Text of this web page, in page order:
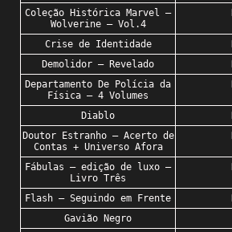
Coleção Histórica Marvel –
Wolverine – Vol.4
Crise de Identidade
Demolidor – Revelado
Departamento De Polícia da
Física – 4 Volumes
Diablo
Doutor Estranho – Acerto de
Contas + Universo Afora
Fábulas – edição de luxo –
Livro Três
Flash – Seguindo em Frente
Gavião Negro